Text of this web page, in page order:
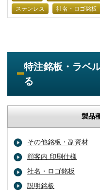
ステンレス
社名・ロゴ銘板
特注銘板・ラベ
る
製品
その他銘板・副資材
顧客内 印刷仕様
社名・ロゴ銘板
説明銘板